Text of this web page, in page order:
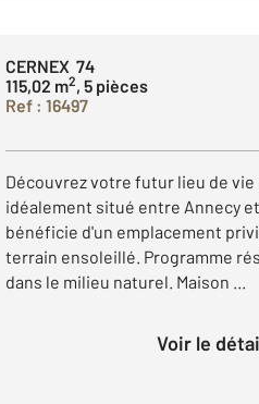
CERNEX 74
115,02 m2, 5 pièces
Ref : 16497
Découvrez votre futur lieu de vie
idéalement situé entre Annecy
bénéficie d'un emplacement
terrain ensoleillé. Programme
dans le milieu naturel. Maison ...
Voir le